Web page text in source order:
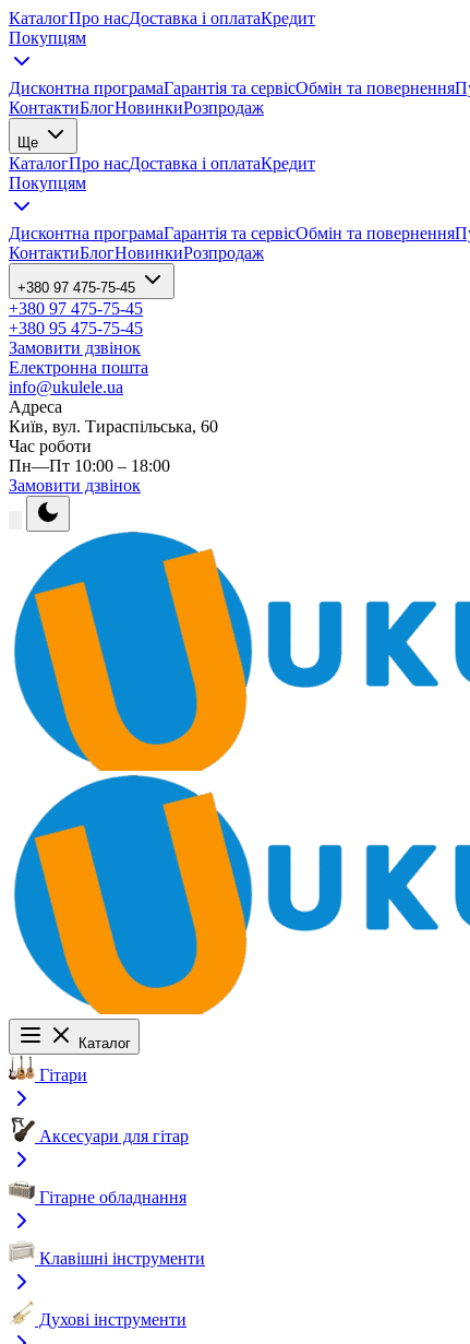
КаталогПро насДоставка і оплатаКредит
Покупцям
Дисконтна програмаГарантія та сервісОбмін та повернення
КонтактиБлогНовинкиРозпродаж
Ще
КаталогПро насДоставка і оплатаКредит
Покупцям
Дисконтна програмаГарантія та сервісОбмін та повернення
КонтактиБлогНовинкиРозпродаж
+380 97 475-75-45
+380 97 475-75-45
+380 95 475-75-45
Замовити дзвінок
Електронна пошта
info@ukulele.ua
Адреса
Київ, вул. Тираспільська, 60
Час роботи
Пн—Пт 10:00 – 18:00
Замовити дзвінок
Каталог
Гітари
Аксесуари для гітар
Гітарне обладнання
Клавішні інструменти
Духові інструменти